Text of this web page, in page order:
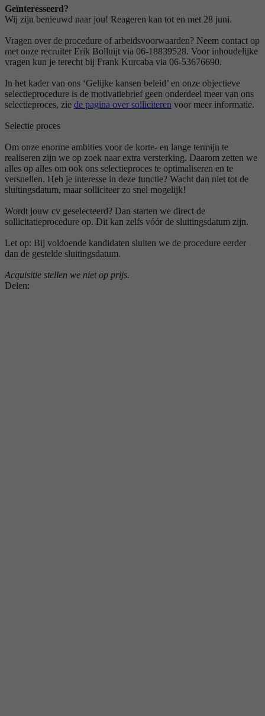
Geïnteresseerd?
Wij zijn benieuwd naar jou! Reageren kan tot en met 28 juni.
Vragen over de procedure of arbeidsvoorwaarden? Neem contact op
met onze recruiter Erik Bolluijt via 06-18839528. Voor inhoudelijke
vragen kun je terecht bij Frank Kurcaba via 06-53676690.
In het kader van ons ‘Gelijke kansen beleid’ en onze objectieve
selectieprocedure is de motivatiebrief geen onderdeel meer van ons
selectieproces, zie de pagina over solliciteren voor meer informatie.
Selectie proces
Om onze enorme ambities voor de korte- en lange termijn te
realiseren zijn we op zoek naar extra versterking. Daarom zetten we
alles op alles om ook ons selectieproces te optimaliseren en te
versnellen. Heb je interesse in deze functie? Wacht dan niet tot de
sluitingsdatum, maar solliciteer zo snel mogelijk!
Wordt jouw cv geselecteerd? Dan starten we direct de
sollicitatieprocedure op. Dit kan zelfs vóór de sluitingsdatum zijn.
Let op: Bij voldoende kandidaten sluiten we de procedure eerder
dan de gestelde sluitingsdatum.
Acquisitie stellen we niet op prijs.
Delen: